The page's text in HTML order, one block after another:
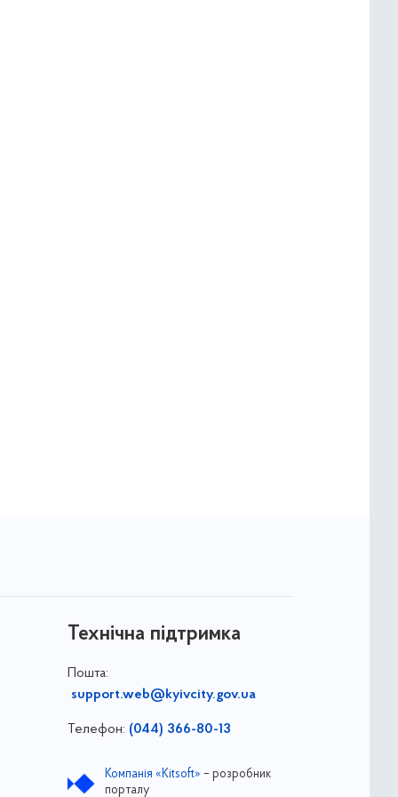
Технічна підтримка
Пошта:
support.web@kyivcity.gov.ua
Телефон: (044) 366-80-13
Компанія «Kitsoft» – розробник
порталу